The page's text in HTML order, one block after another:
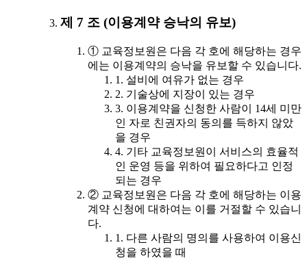
제 7 조 (이용계약 승낙의 유보)
① 교육정보원은 다음 각 호에 해당하는 경우
에는 이용계약의 승낙을 유보할 수 있습니다.
1. 설비에 여유가 없는 경우
2. 기술상에 지장이 있는 경우
3. 이용계약을 신청한 사람이 14세 미만
인 자로 친권자의 동의를 득하지 않았
을 경우
4. 기타 교육정보원이 서비스의 효율적
인 운영 등을 위하여 필요하다고 인정
되는 경우
② 교육정보원은 다음 각 호에 해당하는 이용
계약 신청에 대하여는 이를 거절할 수 있습니
다.
1. 다른 사람의 명의를 사용하여 이용신
청을 하였을 때